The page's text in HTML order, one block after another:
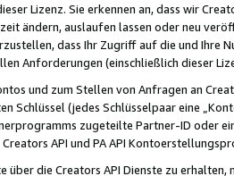
Lizenz. Sie erkennen an, dass wir
ändern, auslaufen lassen oder neu
dass Ihr Zugriff auf die und Ihre
Anforderungen (einschließlich dieser
und zum Stellen von Anfragen an
Schlüssel (jedes Schlüsselpaar eine
zugeteilte Partner-ID oder
API und PA API
über die Creators API Dienste zu